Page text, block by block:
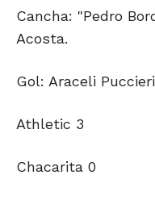
Cancha: "Pedro
Acosta.
Gol: Araceli
Athletic 3
Chacarita 0